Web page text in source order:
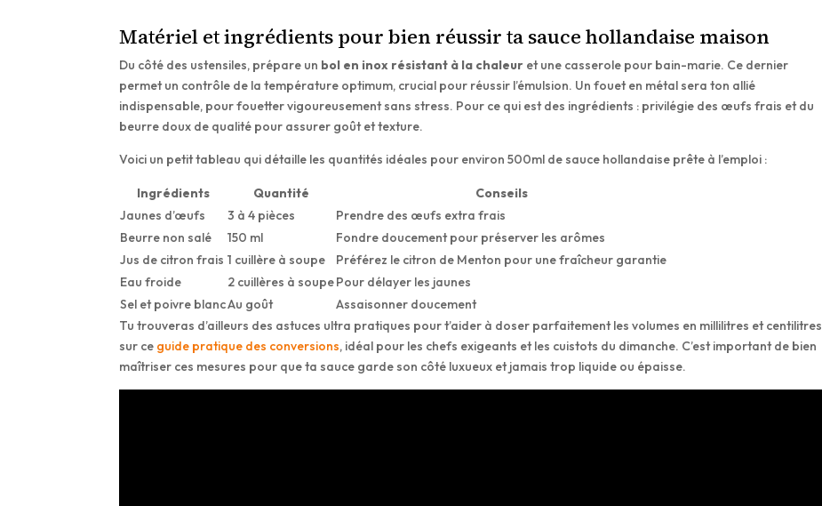
Matériel et ingrédients pour bien réussir ta sauce hollandaise maison
Du côté des ustensiles, prépare un bol en inox résistant à la chaleur et une casserole pour bain-marie. Ce dernier
permet un contrôle de la température optimum, crucial pour réussir l’émulsion. Un fouet en métal sera ton allié
indispensable, pour fouetter vigoureusement sans stress. Pour ce qui est des ingrédients : privilégie des œufs frais et du
beurre doux de qualité pour assurer goût et texture.
Voici un petit tableau qui détaille les quantités idéales pour environ 500ml de sauce hollandaise prête à l’emploi :
Ingrédients Quantité
Conseils
Jaunes d’œufs
3 à 4 pièces
Prendre des œufs extra frais
Beurre non salé
150 ml
Fondre doucement pour préserver les arômes
Jus de citron frais 1 cuillère à soupe
Préférez le citron de Menton pour une fraîcheur garantie
Eau froide
2 cuillères à soupePour délayer les jaunes
Sel et poivre blancAu goût
Assaisonner doucement
Tu trouveras d’ailleurs des astuces ultra pratiques pour t’aider à doser parfaitement les volumes en millilitres et centilitres
sur ce guide pratique des conversions, idéal pour les chefs exigeants et les cuistots du dimanche. C’est important de bien
maîtriser ces mesures pour que ta sauce garde son côté luxueux et jamais trop liquide ou épaisse.